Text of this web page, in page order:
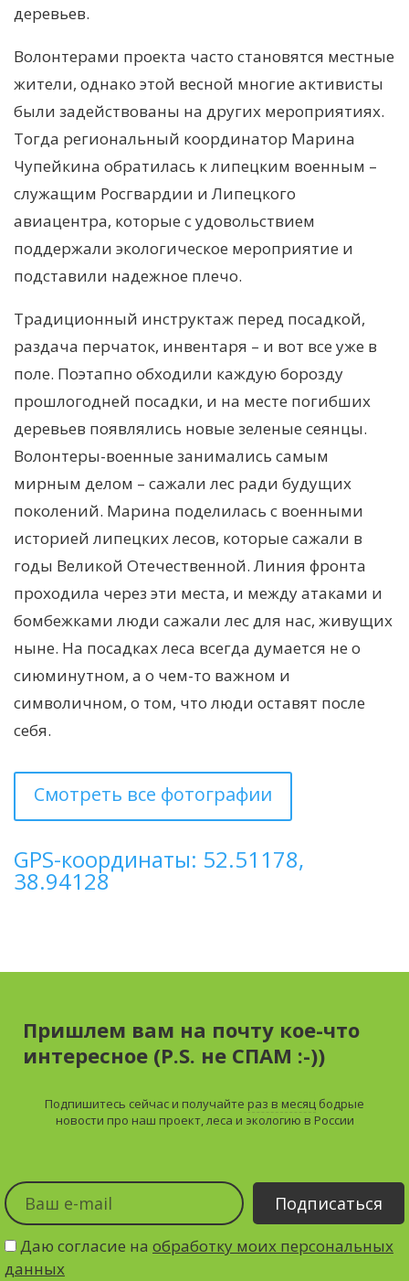
деревьев.
Волонтерами проекта часто становятся местные
жители, однако этой весной многие активисты
были задействованы на других мероприятиях.
Тогда региональный координатор Марина
Чупейкина обратилась к липецким военным –
служащим Росгвардии и Липецкого
авиацентра, которые с удовольствием
поддержали экологическое мероприятие и
подставили надежное плечо.
Традиционный инструктаж перед посадкой,
раздача перчаток, инвентаря – и вот все уже в
поле. Поэтапно обходили каждую борозду
прошлогодней посадки, и на месте погибших
деревьев появлялись новые зеленые сеянцы.
Волонтеры-военные занимались самым
мирным делом – сажали лес ради будущих
поколений. Марина поделилась с военными
историей липецких лесов, которые сажали в
годы Великой Отечественной. Линия фронта
проходила через эти места, и между атаками и
бомбежками люди сажали лес для нас, живущих
ныне. На посадках леса всегда думается не о
сиюминутном, а о чем-то важном и
символичном, о том, что люди оставят после
себя.
Смотреть все фотографии
GPS-координаты: 52.51178,
38.94128
Пришлем вам на почту кое-что
интересное (P.S. не СПАМ :-))
Подпишитесь сейчас и получайте раз в месяц бодрые
новости про наш проект, леса и экологию в России
Даю согласие на обработку моих персональных
данных